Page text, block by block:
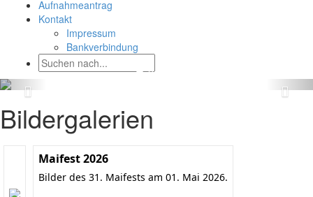
Aufnahmeantrag
Kontakt
Impressum
Bankverbindung
Bildergalerien
Maifest 2026
Bilder des 31. Maifests am 01. Mai 2026.